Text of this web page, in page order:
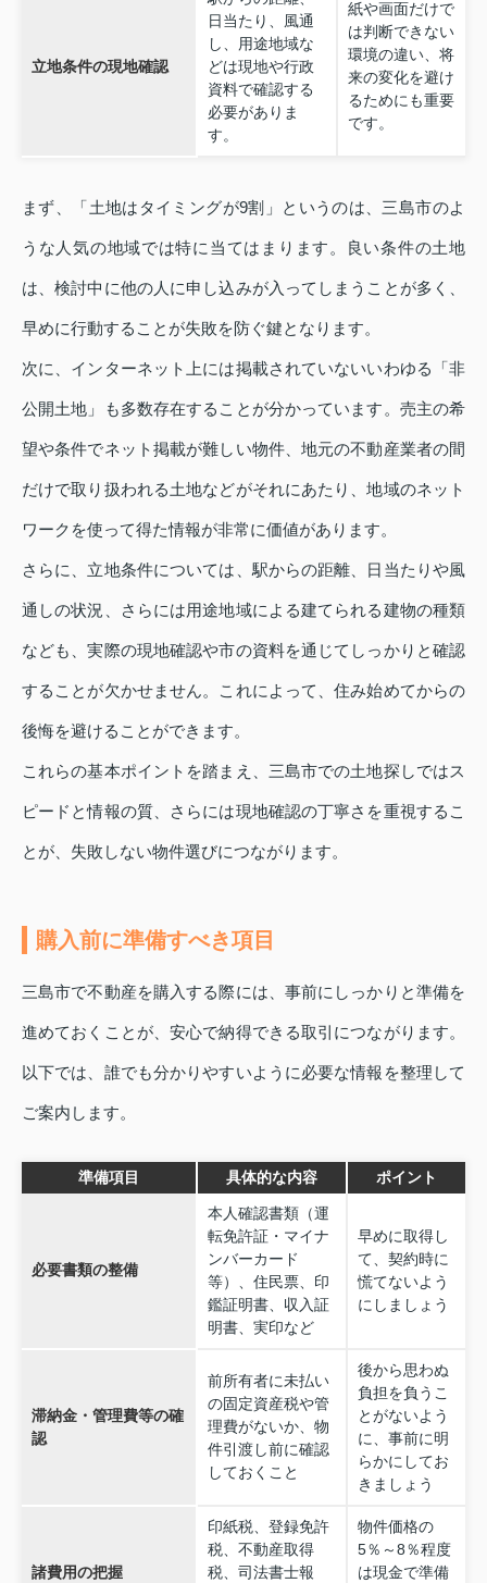
立地条件の現地確認
日当たり、風通
し、用途地域な
どは現地や行政
資料で確認する
必要がありま
す。
紙や画面だけで
は判断できない
環境の違い、将
来の変化を避け
るためにも重要
です。
まず、「土地はタイミングが9割」というのは、三島市のよ
うな人気の地域では特に当てはまります。良い条件の土地
は、検討中に他の人に申し込みが入ってしまうことが多く、
早めに行動することが失敗を防ぐ鍵となります。
次に、インターネット上には掲載されていないいわゆる「非
公開土地」も多数存在することが分かっています。売主の希
望や条件でネット掲載が難しい物件、地元の不動産業者の間
だけで取り扱われる土地などがそれにあたり、地域のネット
ワークを使って得た情報が非常に価値があります。
さらに、立地条件については、駅からの距離、日当たりや風
通しの状況、さらには用途地域による建てられる建物の種類
なども、実際の現地確認や市の資料を通じてしっかりと確認
することが欠かせません。これによって、住み始めてからの
後悔を避けることができます。
これらの基本ポイントを踏まえ、三島市での土地探しではス
ピードと情報の質、さらには現地確認の丁寧さを重視するこ
とが、失敗しない物件選びにつながります。
購入前に準備すべき項目
三島市で不動産を購入する際には、事前にしっかりと準備を
進めておくことが、安心で納得できる取引につながります。
以下では、誰でも分かりやすいように必要な情報を整理して
ご案内します。
準備項目 具体的な内容 ポイント
必要書類の整備
本人確認書類（運
転免許証・マイナ
ンバーカード
等）、住民票、印
鑑証明書、収入証
明書、実印など
早めに取得し
て、契約時に
慌てないよう
にしましょう
滞納金・管理費等の確
認
前所有者に未払い
の固定資産税や管
理費がないか、物
件引渡し前に確認
しておくこと
後から思わぬ
負担を負うこ
とがないよう
に、事前に明
らかにしてお
きましょう
諸費用の把握
印紙税、登録免許
税、不動産取得
税、司法書士報
物件価格の
5％～8％程度
は現金で準備